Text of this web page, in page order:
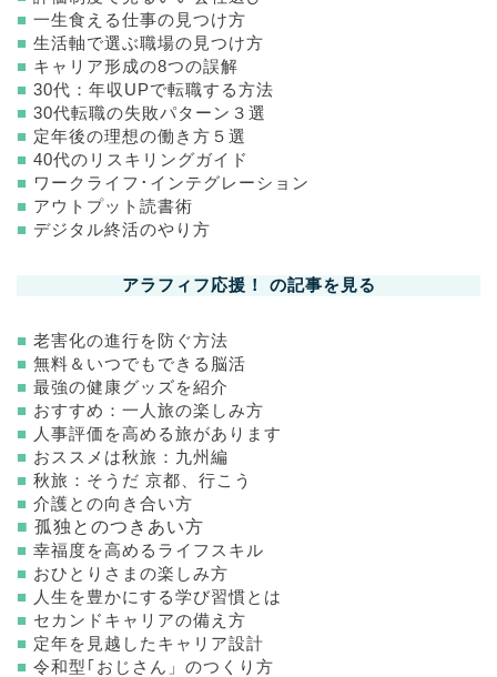
■ 一生食える仕事の見つけ方
■ 生活軸で選ぶ職場の見つけ方
■ キャリア形成の8つの誤解
■ 30代：年収UPで転職する方法
■ 30代転職の失敗パターン３選
■ 定年後の理想の働き方５選
■ 40代のリスキリングガイド
■ ワークライフ･インテグレーション
■ アウトプット読書術
■ デジタル終活のやり方
アラフィフ応援！ の記事を見る
■ 老害化の進行を防ぐ方法
■ 無料＆いつでもできる脳活
■ 最強の健康グッズを紹介
■ おすすめ：一人旅の楽しみ方
■ 人事評価を高める旅があります
■ おススメは秋旅：九州編
■ 秋旅：そうだ 京都、行こう
■ 介護との向き合い方
■ 孤独とのつきあい方
■ 幸福度を高めるライフスキル
■ おひとりさまの楽しみ方
■ 人生を豊かにする学び習慣とは
■ セカンドキャリアの備え方
■ 定年を見越したキャリア設計
■ 令和型｢おじさん」のつくり方